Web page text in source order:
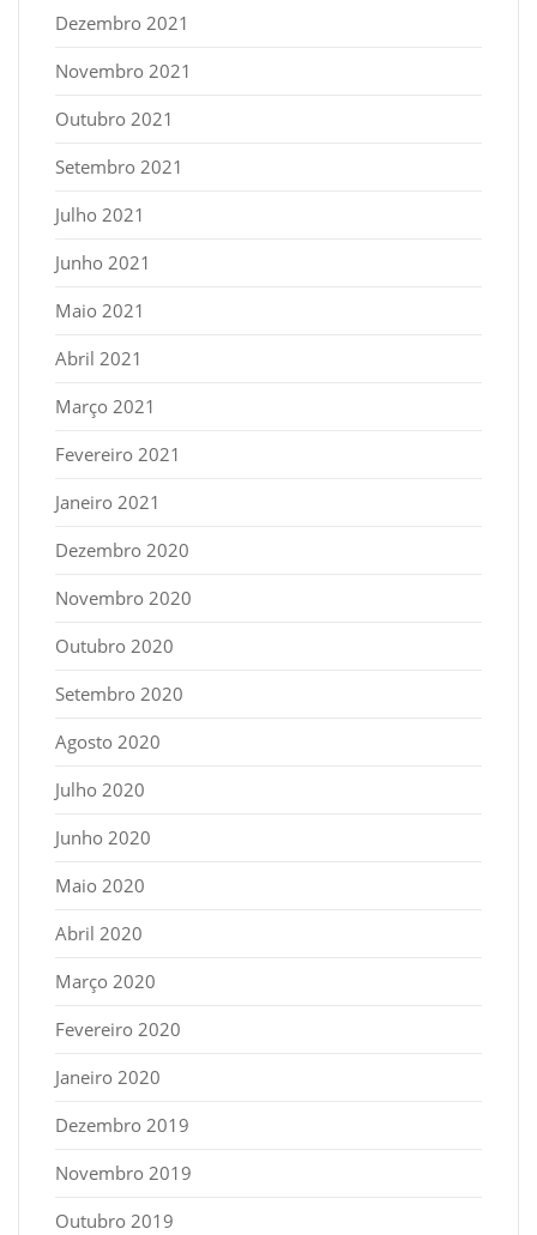
Dezembro 2021
Novembro 2021
Outubro 2021
Setembro 2021
Julho 2021
Junho 2021
Maio 2021
Abril 2021
Março 2021
Fevereiro 2021
Janeiro 2021
Dezembro 2020
Novembro 2020
Outubro 2020
Setembro 2020
Agosto 2020
Julho 2020
Junho 2020
Maio 2020
Abril 2020
Março 2020
Fevereiro 2020
Janeiro 2020
Dezembro 2019
Novembro 2019
Outubro 2019